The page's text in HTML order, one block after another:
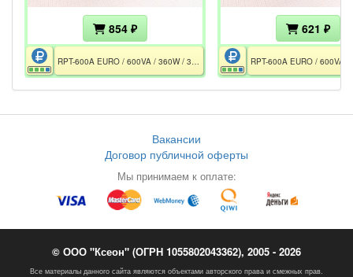
854 ₽
RPT-600A EURO / 600VA / 360W / 3×CEE 7/7P / 1×АКБ 12V 7h / Без АКБ
621 ₽
Вакансии
Договор публичной оферты
Мы принимаем к оплате:
© ООО "Ксеон" (ОГРН 1055802043362), 2005 - 2026
Все материалы данного сайта являются объектами авторского права и смежных прав.